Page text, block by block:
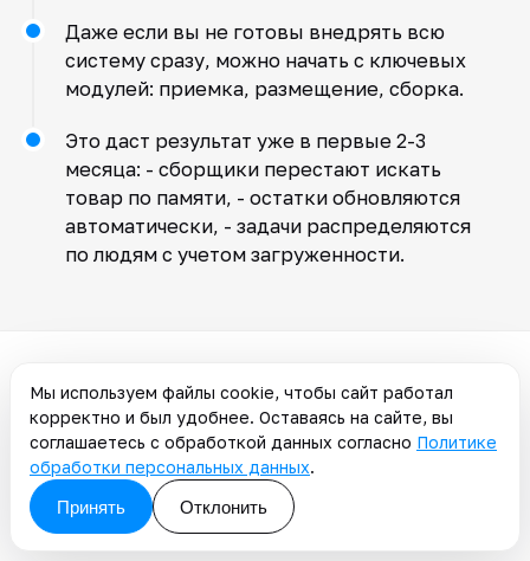
Даже если вы не готовы внедрять всю
систему сразу, можно начать с ключевых
модулей: приемка, размещение, сборка.
Это даст результат уже в первые 2-3
месяца: - сборщики перестают искать
товар по памяти, - остатки обновляются
автоматически, - задачи распределяются
по людям с учетом загруженности.
Часто задаваемые
вопросы
Как быстро можно ожидать эффект от
внедрения WMS как управляющей системы?
Мы используем файлы cookie, чтобы сайт работал
корректно и был удобнее. Оставаясь на сайте, вы
соглашаетесь с обработкой данных согласно Политике
обработки персональных данных.
Принять
Отклонить